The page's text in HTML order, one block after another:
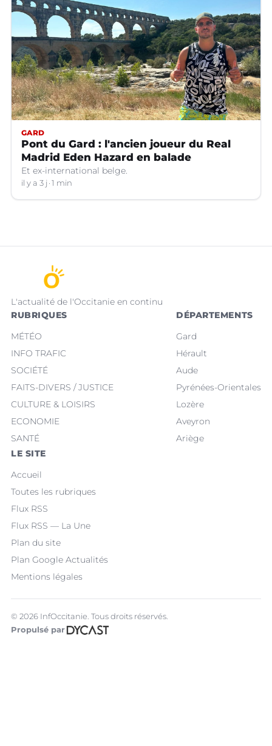
GARD
Pont du Gard : l'ancien joueur du Real
Madrid Eden Hazard en balade
Et ex-international belge.
il y a 3 j 1 min
L'actualité de l'Occitanie en continu
RUBRIQUES
MÉTÉO
INFO TRAFIC
SOCIÉTÉ
FAITS-DIVERS / JUSTICE
CULTURE & LOISIRS
ECONOMIE
SANTÉ
DÉPARTEMENTS
Gard
Hérault
Aude
Pyrénées-Orientales
Lozère
Aveyron
Ariège
LE SITE
Accueil
Toutes les rubriques
Flux RSS
Flux RSS — La Une
Plan du site
Plan Google Actualités
Mentions légales
© 2026 InfOccitanie. Tous droits réservés.
Propulsé par